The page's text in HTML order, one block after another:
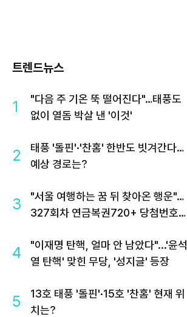
트렌드뉴스
1
"다음 주 기온 뚝 떨어진다"…태풍도
없이 열돔 박살 낸 '이것'
2
태풍 '돌핀'·'찬홈' 한반도 빗겨간다…
예상 경로는?
3
"서울 여행하는 꿈 뒤 찾아온 행운"…
327회차 연금복권720+ 당첨번호조
4
"이재명 탄핵, 얼마 안 남았다"...'윤석
열 탄핵' 맞힌 무당, '성지글' 등장
5
13호 태풍 '돌핀'·15호 '찬홈' 현재 위
치는?